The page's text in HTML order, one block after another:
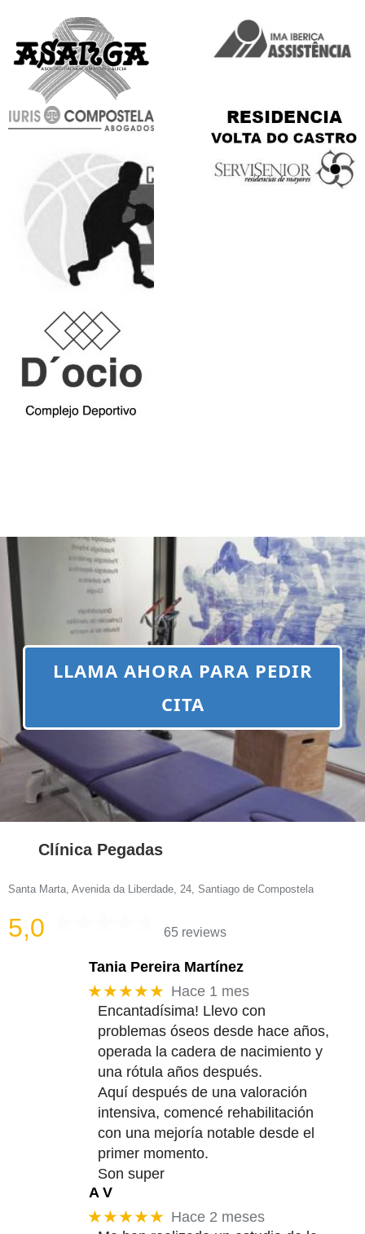
LLAMA AHORA PARA PEDIR
CITA
Clínica Pegadas
Santa Marta, Avenida da Liberdade, 24, Santiago de Compostela
5,0 65 reviews
Tania Pereira Martínez
★★★★★ Hace 1 mes
Encantadísima! Llevo con
problemas óseos desde hace años,
operada la cadera de nacimiento y
una rótula años después.
Aquí después de una valoración
intensiva, comencé rehabilitación
con una mejoría notable desde el
primer momento.
Son super
A V
★★★★★ Hace 2 meses